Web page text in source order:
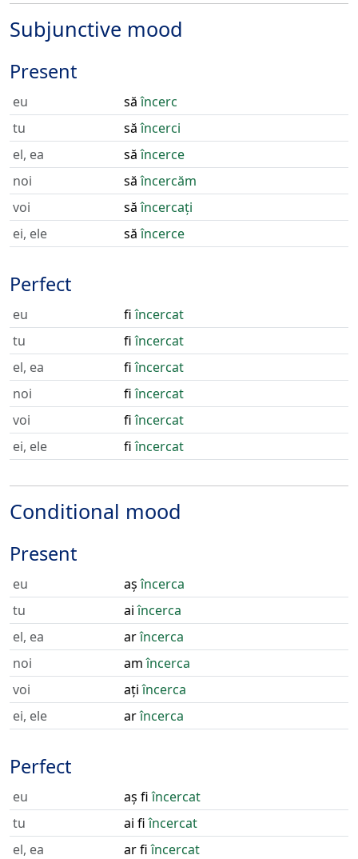
Subjunctive mood
Present
eu săîncerc
tu
săîncerci
el, ea
săîncerce
noi
săîncercăm
voi
săîncercați
ei, ele
săîncerce
Perfect
eu fiîncercat
tu
fiîncercat
el, ea
fiîncercat
noi
fiîncercat
voi
fiîncercat
ei, ele
fiîncercat
Conditional mood
Present
eu așîncerca
tu
aiîncerca
el, ea
arîncerca
noi
amîncerca
voi
ațiîncerca
ei, ele
arîncerca
Perfect
eu aș fiîncercat
tu
ai fiîncercat
el, ea
ar fiîncercat